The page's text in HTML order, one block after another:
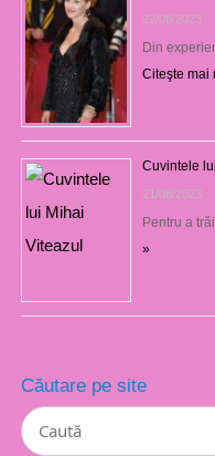
22/08/2023
Din
Citeşte mai
Cuvintele
21/08/2023
Pentru a
»
Căutare pe site